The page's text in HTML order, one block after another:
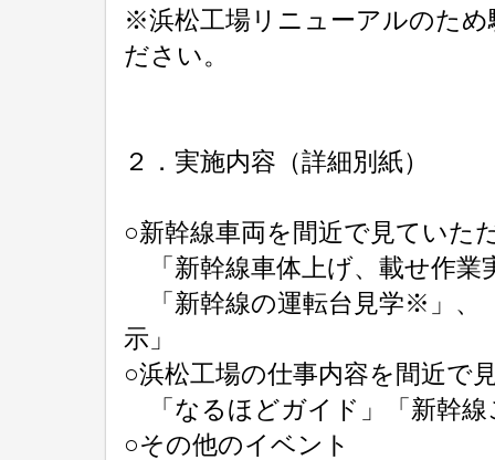
※浜松工場リニューアルのた
ださい。
２．実施内容（詳細別紙）
○新幹線車両を間近で見ていた
「新幹線車体上げ、載せ作業
「新幹線の運転台見学※」、
示」
○浜松工場の仕事内容を間近で
「なるほどガイド」「新幹
○その他のイベント